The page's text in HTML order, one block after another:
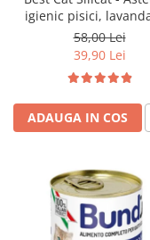
igienic pisici,
58,00 Lei
39,90 Lei
ADAUGA IN COS